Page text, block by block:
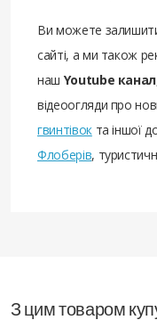
Ви можете
сайті, а ми також
наш Youtube канал
відеоогляди про
гвинтівокта іншої
Флоберів,
З цим товаром